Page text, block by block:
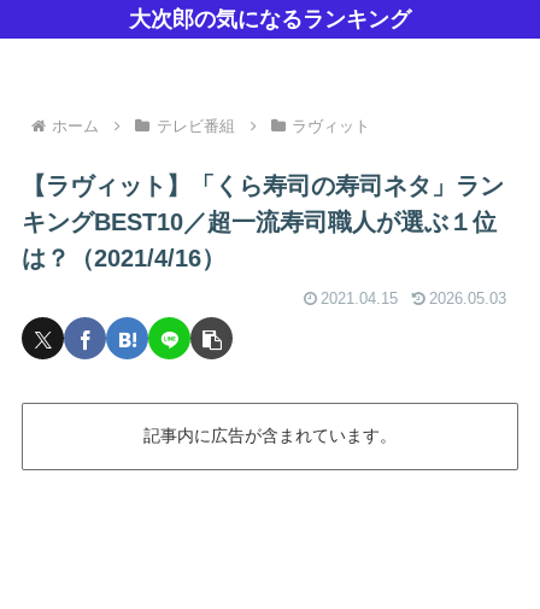
大次郎の気になるランキング
ホーム テレビ番組 ラヴィット
【ラヴィット】「くら寿司の寿司ネタ」ラン
キングBEST10／超一流寿司職人が選ぶ１位
は？（2021/4/16）
2021.04.15 2026.05.03
記事内に広告が含まれています。